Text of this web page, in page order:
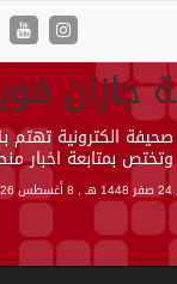
جازان
الكترونية تهتم
بمتابعة اخبار
, 8 أغسطس 2026 م